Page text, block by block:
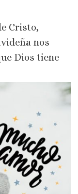
Cristo,
nos
Dios tiene